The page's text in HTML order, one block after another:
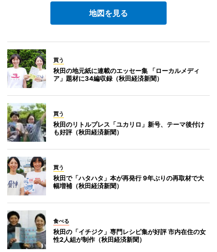
地図を見る
買う
秋田の地元紙に連載のエッセー集 「ローカルメディ
ア」題材に34編収録（秋田経済新聞）
買う
秋田のリトルプレス「ユカリロ」新号、テーマ後付け
も好評（秋田経済新聞）
買う
秋田で「ハタハタ」本が再発行 9年ぶりの再取材で大
幅増補（秋田経済新聞）
食べる
秋田の「イチジク」専門レシピ集が好評 市内在住の女
性2人組が制作（秋田経済新聞）